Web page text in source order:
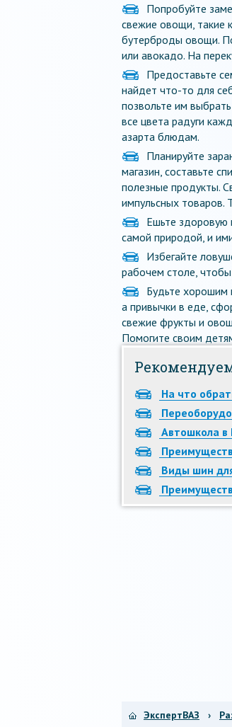
Попробуйте
свежие овощи, такие
бутерброды овощи.
или авокадо. На
Предоставьте
найдет что-то для
позвольте им
все цвета радуги
азарта блюдам.
Планируйте
магазин, составьте
полезные продукты.
импульсных товаров.
Ешьте здоровую
самой природой, и
Избегайте
рабочем столе, чтобы
Будьте хорошим
а привычки в еде,
свежие фрукты и
Помогите своим
На что
Автошкола в
Виды шин
ЭкспертВАЗ ›